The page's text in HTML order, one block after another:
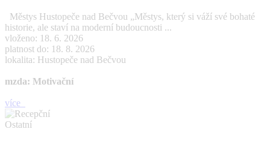
Městys Hustopeče nad Bečvou „Městys, který si váží své bohaté
historie, ale staví na moderní budoucnosti ...
vloženo: 18. 6. 2026
platnost do: 18. 8. 2026
lokalita: Hustopeče nad Bečvou
mzda: Motivační
více
Ostatní